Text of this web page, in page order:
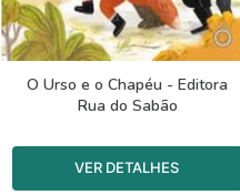
O Urso e o Chapéu - Editora
Rua do Sabão